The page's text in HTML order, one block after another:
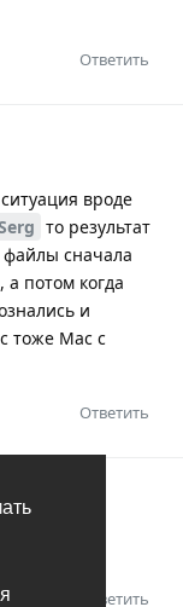
Ответить
вроде
то результат
сначала
а потом когда
и
тоже Mac с
Ответить
Ответить